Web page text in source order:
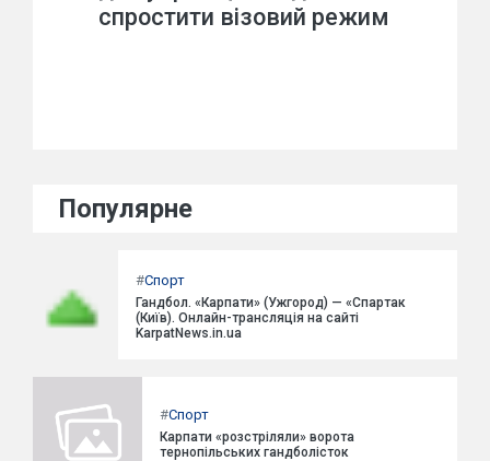
спростити візовий режим
Популярне
#Спорт
Гандбол. «Карпати» (Ужгород) — «Спартак
(Київ). Онлайн-трансляція на сайті
KarpatNews.in.ua
#Спорт
Карпати «розстріляли» ворота
тернопільських гандболісток